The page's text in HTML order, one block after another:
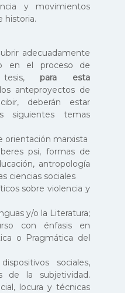
y movimientos
historia.
adecuadamente
en el proceso de
tesis,para esta
anteproyectos de
deberán estar
siguientes temas
orientación marxista
psi, formas de
antropología
ciencias sociales
sobre violencia y
y/o la Literatura;
con énfasis en
o Pragmática del
sociales,
de la subjetividad.
locura y técnicas